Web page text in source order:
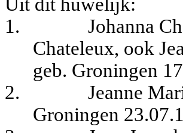
1.
Johanna
Chateleux, ook
geb. Groningen
2.
Jeanne
Groningen